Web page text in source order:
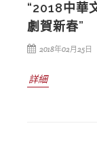
“2018中華
劇賀新春”
2018年02月25日
詳細